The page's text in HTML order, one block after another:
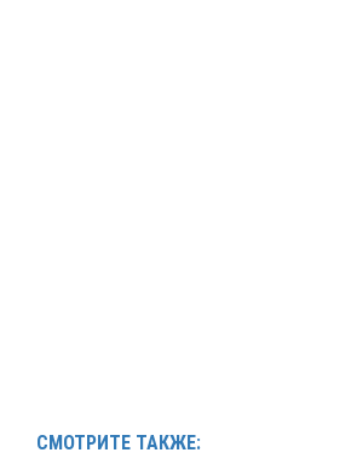
СМОТРИТЕ ТАКЖЕ: